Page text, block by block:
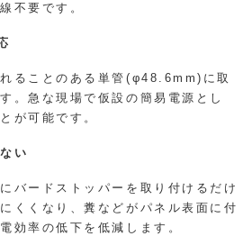
不要です。
ることのある単管(φ48.6mm)に取
。急な現場で仮設の簡易電源とし
が可能です。
い
バードストッパーを取り付けるだけ
くくなり、糞などがパネル表面に付
効率の低下を低減します。